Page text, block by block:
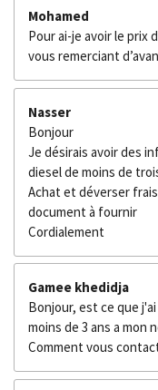
Mohamed
Pour ai-je avoir le prix
vous remerciant
Nasser
Bonjour
Je désirais avoir des
diesel de moins de
Achat et déverser
document à fournir
Cordialement
Gamee khedidja
Bonjour, est ce que
moins de 3 ans a mon
Comment vous